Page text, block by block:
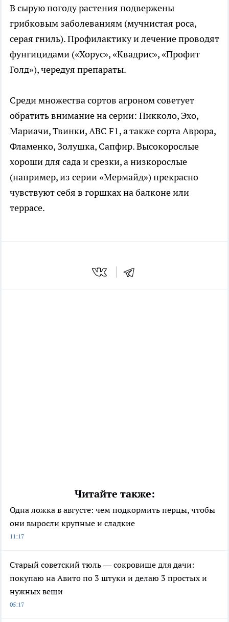
В сырую погоду растения подвержены
грибковым заболеваниям (мучнистая роса,
серая гниль). Профилактику и лечение проводят
фунгицидами («Хорус», «Квадрис», «Профит
Голд»), чередуя препараты.
Среди множества сортов агроном советует
обратить внимание на серии: Пикколо, Эхо,
Мариачи, Твинки, АВС F1, а также сорта Аврора,
Фламенко, Золушка, Сапфир. Высокорослые
хороши для сада и срезки, а низкорослые
(например, из серии «Мермайд») прекрасно
чувствуют себя в горшках на балконе или
террасе.
Читайте также:
Одна ложка в августе: чем подкормить перцы, чтобы
они выросли крупные и сладкие
11:17
Старый советский тюль — сокровище для дачи:
покупаю на Авито по 3 штуки и делаю 3 простых и
нужных вещи
05:17